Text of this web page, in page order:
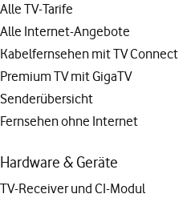
Alle TV-Tarife
Alle Internet-Angebote
Kabelfernsehen mit TV Connect
Premium TV mit GigaTV
Senderübersicht
Fernsehen ohne Internet
Hardware & Geräte
TV-Receiver und CI-Modul